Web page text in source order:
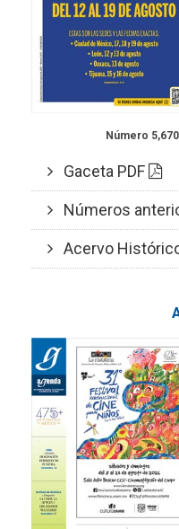
Número 5,670
Gaceta PDF
Números
Acervo